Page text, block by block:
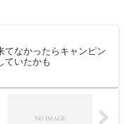
てなかったらキャンピン
ていたかも